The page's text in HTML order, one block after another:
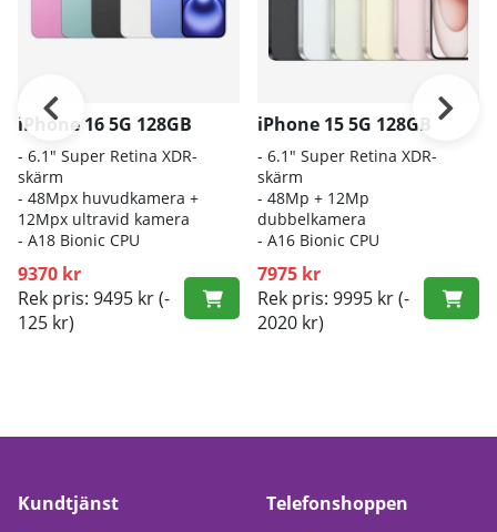
iPhone 16 5G 128GB
- 6.1″ Super Retina XDR-
skärm
- 48Mpx huvudkamera +
12Mpx ultravid kamera
- A18 Bionic CPU
9370 kr
Rek pris: 9495 kr(-
125 kr)
iPhone 15 5G 128GB
- 6.1" Super Retina XDR-
skärm
- 48Mp + 12Mp
dubbelkamera
- A16 Bionic CPU
7975 kr
Rek pris: 9995 kr(-
2020 kr)
Kundtjänst
Telefonshoppen